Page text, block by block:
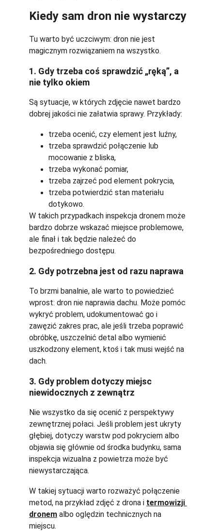
Kiedy sam dron nie wystarczy
Tu warto być uczciwym: dron nie jest
magicznym rozwiązaniem na wszystko.
1. Gdy trzeba coś sprawdzić „ręką”, a
nie tylko okiem
Są sytuacje, w których zdjęcie nawet bardzo
dobrej jakości nie załatwia sprawy. Przykłady:
trzeba ocenić, czy element jest luźny,
trzeba sprawdzić połączenie lub
mocowanie z bliska,
trzeba wykonać pomiar,
trzeba zajrzeć pod element pokrycia,
trzeba potwierdzić stan materiału
dotykowo.
W takich przypadkach inspekcja dronem może
bardzo dobrze wskazać miejsce problemowe,
ale finał i tak będzie należeć do
bezpośredniego dostępu.
2. Gdy potrzebna jest od razu naprawa
To brzmi banalnie, ale warto to powiedzieć
wprost: dron nie naprawia dachu. Może pomóc
wykryć problem, udokumentować go i
zawęzić zakres prac, ale jeśli trzeba poprawić
obróbkę, uszczelnić detal albo wymienić
uszkodzony element, ktoś i tak musi wejść na
dach.
3. Gdy problem dotyczy miejsc
niewidocznych z zewnątrz
Nie wszystko da się ocenić z perspektywy
zewnętrznej połaci. Jeśli problem jest ukryty
głębiej, dotyczy warstw pod pokryciem albo
objawia się głównie od środka budynku, sama
inspekcja wizualna z powietrza może być
niewystarczająca.
W takiej sytuacji warto rozważyć połączenie
metod, na przykład zdjęć z drona i termowizji
dronem albo oględzin technicznych na
miejscu.